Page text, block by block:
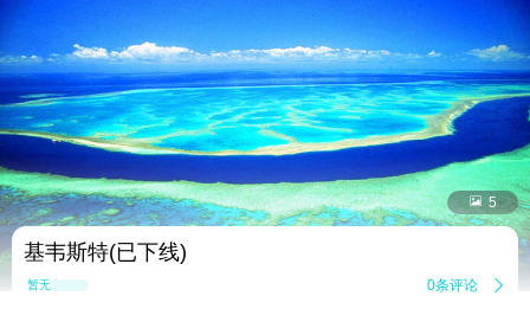
 5
基韦斯特(已下线)
暂无点评 0条评论 